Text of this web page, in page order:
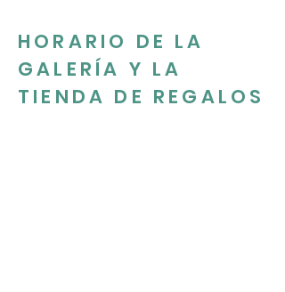
HORARIO DE LA
GALERÍA Y LA
TIENDA DE REGALOS